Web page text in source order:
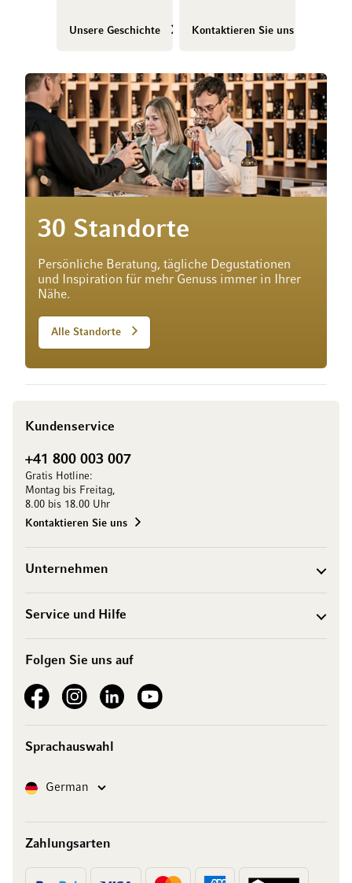
Unsere Geschichte Kontaktieren Sie uns
30 Standorte
Persönliche Beratung, tägliche Degustationen
und Inspiration für mehr Genuss immer in Ihrer
Nähe.
Alle Standorte
Kundenservice
+41 800 003 007
Gratis Hotline:
Montag bis Freitag,
8.00 bis 18.00 Uhr
Kontaktieren Sie uns
Unternehmen
Service und Hilfe
Folgen Sie uns auf
See our FacebookSee our Instagram account
See our LinkedInSee our YouTube channel
Sprachauswahl
SpracheGerman
Zahlungsarten